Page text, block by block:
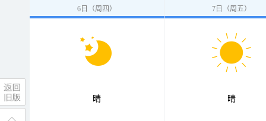
6日（周四）
晴
7日（周五）
晴